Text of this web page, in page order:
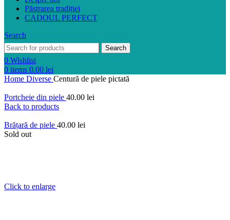
Păstrarea tradiției
CADOUL PERFECT
Search
Search
0 Wishlist
0 items 0.00 lei
Home Diverse Centură de piele pictată
Portcheie din piele 40.00 lei
Back to products
Brățară de piele 40.00 lei
Sold out
Click to enlarge